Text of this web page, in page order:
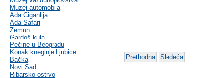
Muzej automobila
Ada Ciganlija
Ada Safari
Zemun
Gardoš kula
Pećine u Beogradu
Konak kneginje Ljubice
Bačka
Novi Sad
Ribarsko ostrvo
Prethodna Sledeća